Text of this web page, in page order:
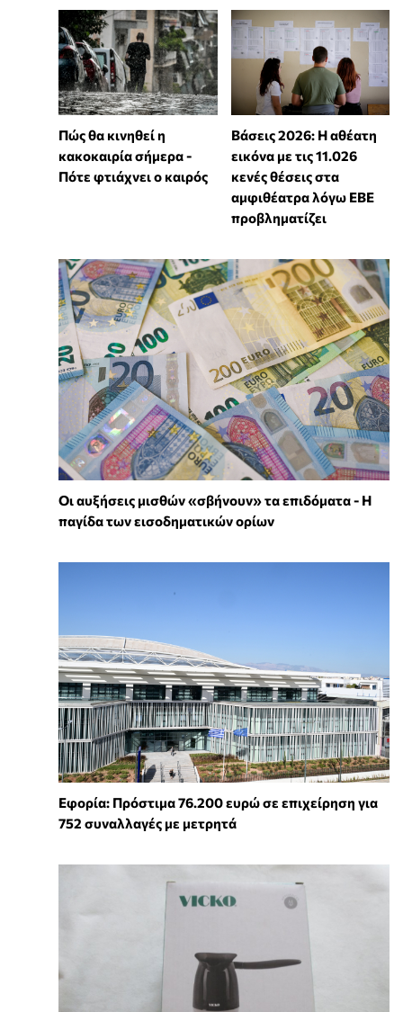
Πώς θα κινηθεί η
κακοκαιρία σήμερα -
Πότε φτιάχνει ο καιρός
Βάσεις 2026: Η αθέατη
εικόνα με τις 11.026
κενές θέσεις στα
αμφιθέατρα λόγω ΕΒΕ
προβληματίζει
Οι αυξήσεις μισθών «σβήνουν» τα επιδόματα - Η
παγίδα των εισοδηματικών ορίων
Εφορία: Πρόστιμα 76.200 ευρώ σε επιχείρηση για
752 συναλλαγές με μετρητά